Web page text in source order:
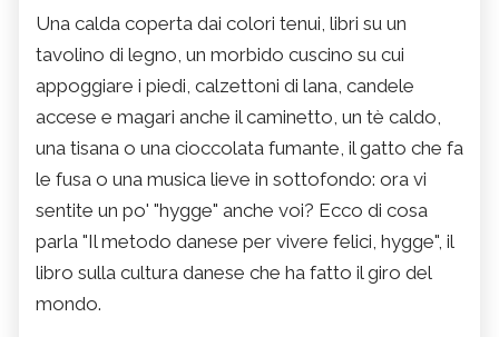
Una calda coperta dai colori tenui, libri su un
tavolino di legno, un morbido cuscino su cui
appoggiare i piedi, calzettoni di lana, candele
accese e magari anche il caminetto, un tè caldo,
una tisana o una cioccolata fumante, il gatto che fa
le fusa o una musica lieve in sottofondo: ora vi
sentite un po' "hygge" anche voi? Ecco di cosa
parla "Il metodo danese per vivere felici, hygge", il
libro sulla cultura danese che ha fatto il giro del
mondo.